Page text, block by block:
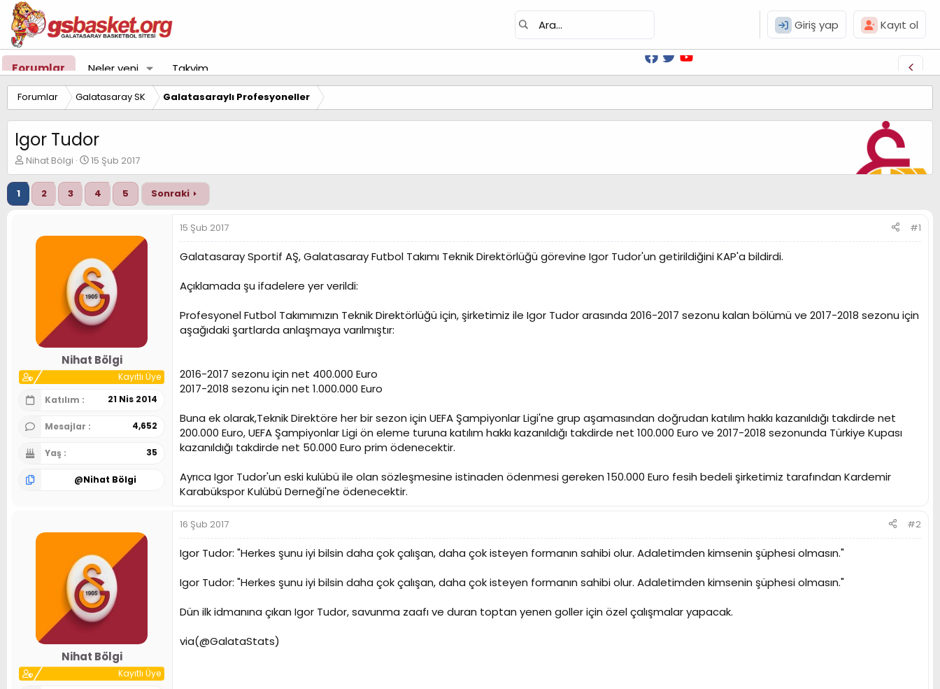
Giriş yap Kayıt ol
Forumlar Neler yeni Takvim
Forumlar Galatasaray SK Galatasaraylı Profesyoneller
Igor Tudor
K
o
n
u
y
Nihat Bölgi
B
a
ş
a
g
ç
t
a
r
i
h
15 Şub 2017
1 2 3 4 5 Sonraki
Nihat Bölgi
Kayıtlı Üye
Katılım
21 Nis 2014
Mesajlar 4,652
Yaş 35
@Nihat Bölgi
15 Şub 2017 #1
Galatasaray Sportif AŞ, Galatasaray Futbol Takımı Teknik Direktörlüğü görevine Igor Tudor'un getirildiğini KAP'a bildirdi.
Açıklamada şu ifadelere yer verildi:
Profesyonel Futbol Takımımızın Teknik Direktörlüğü için, şirketimiz ile Igor Tudor arasında 2016-2017 sezonu kalan bölümü ve 2017-2018 sezonu için
aşağıdaki şartlarda anlaşmaya varılmıştır:
2016-2017 sezonu için net 400.000 Euro
2017-2018 sezonu için net 1.000.000 Euro
Buna ek olarak,Teknik Direktöre her bir sezon için UEFA Şampiyonlar Ligi'ne grup aşamasından doğrudan katılım hakkı kazanıldığı takdirde net
200.000 Euro, UEFA Şampiyonlar Ligi ön eleme turuna katılım hakkı kazanıldığı takdirde net 100.000 Euro ve 2017-2018 sezonunda Türkiye Kupası
kazanıldığı takdirde net 50.000 Euro prim ödenecektir.
Ayrıca Igor Tudor'un eski kulübü ile olan sözleşmesine istinaden ödenmesi gereken 150.000 Euro fesih bedeli şirketimiz tarafından Kardemir
Karabükspor Kulübü Derneği'ne ödenecektir.
Nihat Bölgi
Kayıtlı Üye
16 Şub 2017 #2
Igor Tudor: "Herkes şunu iyi bilsin daha çok çalışan, daha çok isteyen formanın sahibi olur. Adaletimden kimsenin şüphesi olmasın."
Igor Tudor: "Herkes şunu iyi bilsin daha çok çalışan, daha çok isteyen formanın sahibi olur. Adaletimden kimsenin şüphesi olmasın."
Dün ilk idmanına çıkan Igor Tudor, savunma zaafı ve duran toptan yenen goller için özel çalışmalar yapacak.
via(@GalataStats)